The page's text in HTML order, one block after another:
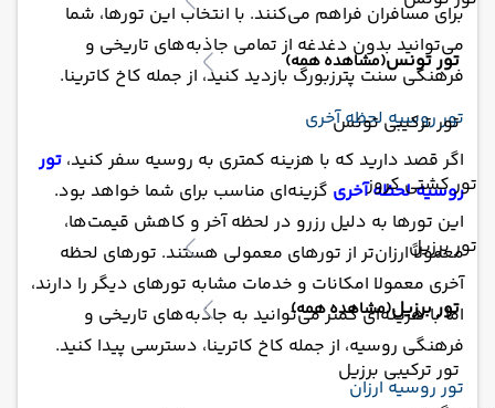
تور تونس(مشاهده همه)
تور ترکیبی تونس
تور کشتی کروز
تور برزیل
تور برزیل(مشاهده همه)
تور ترکیبی برزیل
برای مسافران فراهم می‌کنند. با انتخاب این تورها، شما
می‌توانید بدون دغدغه از تمامی جاذبه‌های تاریخی و
فرهنگی سنت پترزبورگ بازدید کنید، از جمله کاخ کاترینا.
تور روسیه لحظه آخری
اگر قصد دارید که با هزینه کمتری به روسیه سفر کنید، تور
روسیه لحظه آخری گزینه‌ای مناسب برای شما خواهد بود.
این تورها به دلیل رزرو در لحظه آخر و کاهش قیمت‌ها،
معمولاً ارزان‌تر از تورهای معمولی هستند. تورهای لحظه
آخری معمولا امکانات و خدمات مشابه تورهای دیگر را دارند،
اما با هزینه‌ای کمتر می‌توانید به جاذبه‌های تاریخی و
فرهنگی روسیه، از جمله کاخ کاترینا، دسترسی پیدا کنید.
تور روسیه ارزان